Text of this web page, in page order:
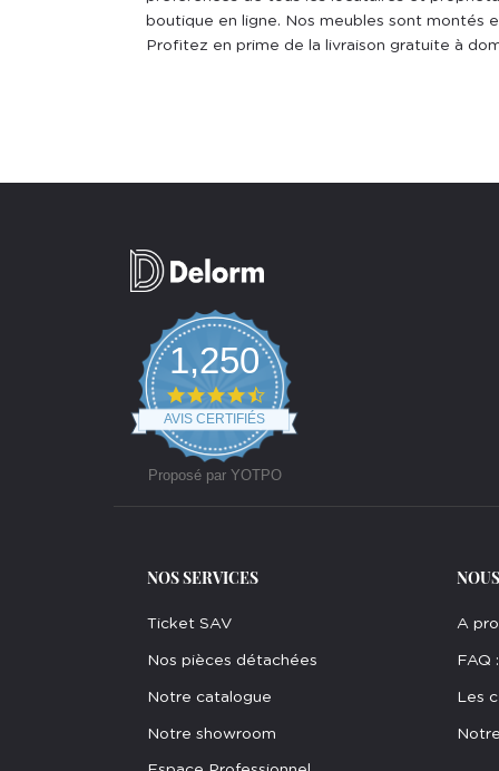
boutique en ligne. Nos meubles sont montés
Profitez en prime de la livraison gratuite à
1,250
4.7
star
rating
AVIS CERTIFIÉS
Proposé par YOTPO
NOS SERVICES
Ticket SAV
Nos pièces détachées
Notre catalogue
Notre showroom
A
FAQ
Les